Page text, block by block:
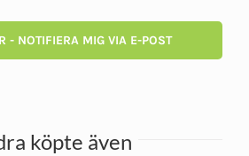
- NOTIFIERA MIG VIA E-POST
köpte även